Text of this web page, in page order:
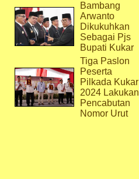
Bambang
Arwanto
Dikukuhkan
Sebagai Pjs
Bupati Kukar
Tiga Paslon
Peserta
Pilkada Kukar
2024 Lakukan
Pencabutan
Nomor Urut